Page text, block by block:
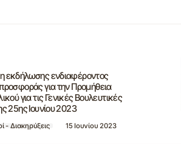
εκδήλωσης ενδιαφέροντος
για την Προμήθεια
για τις Γενικές Βουλευτικές
25ης Ιουνίου 2023
- Διακηρύξεις 15 Ιουνίου 2023